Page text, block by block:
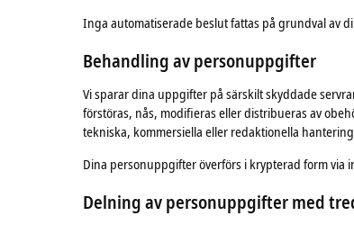
Inga automatiserade beslut fattas på grundval av
Behandling av personuppgifter
Vi sparar dina uppgifter på särskilt skyddade
förstöras, nås, modifieras eller distribueras av
tekniska, kommersiella eller redaktionella
Dina personuppgifter överförs i krypterad form via
Delning avpersonuppgiftermed